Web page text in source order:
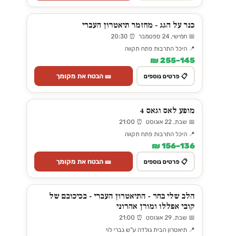
כנר על הגג - מחזמר תיאטרון העברי
📅 חמישי, 24 ספטמבר ⏰ 20:30
📍 היכל התרבות פתח תקווה
145–255 ₪
📋 פרטים נוספים 🎫 הבטח את מקומך
מופע לאס וגאס 4
📅 שבת, 22 אוגוסט ⏰ 21:00
📍 היכל התרבות פתח תקווה
136–156 ₪
📋 פרטים נוספים 🎫 הבטח את מקומך
הלב שלי בחר - התיאטרון העברי - בכיכובם של
קובי אפללו ומורן אהרוני
📅 שבת, 29 אוגוסט ⏰ 21:00
📍 תיאטרון הבית גולדה ע"ש גברי לוי